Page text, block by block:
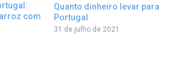
com
Quanto dinheiro levar para
Portugal
31 de julho de 2021